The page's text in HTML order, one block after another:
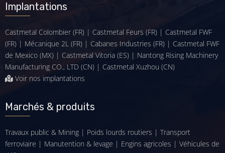
Implantations
Castmetal Colombier (FR) | Castmetal Feurs (FR) | Castmetal FWF
(FR) | Mécanique 2L (FR) | Cabanes Industries (FR) | Castmetal FWF
de Mexico (MX) | Castmetal Vitoria (ES) | Nantong Rising Machinery
Manufacturing CO., LTD (CN) | Castmetal Xuzhou (CN)
Voir nos implantations
Marchés & produits
Travaux public & Mining | Poids lourds routiers | Transport
ferroviaire | Manutention & levage | Engins agricoles | Véhicules de